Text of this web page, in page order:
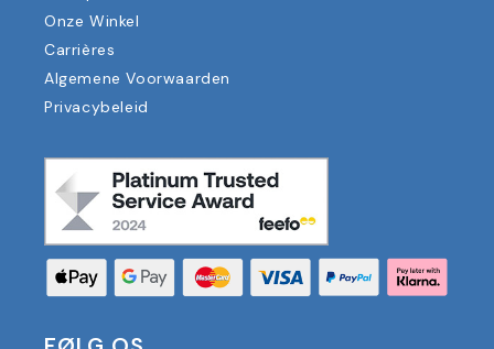
Onze Winkel
Carrières
Algemene Voorwaarden
Privacybeleid